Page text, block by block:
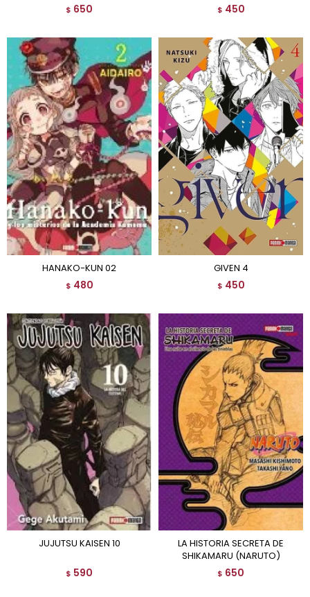
$ 650 $ 450
HANAKO-KUN 02
$ 480
GIVEN 4
$ 450
JUJUTSU KAISEN 10
$ 590
LA HISTORIA SECRETA DE
SHIKAMARU (NARUTO)
$ 650